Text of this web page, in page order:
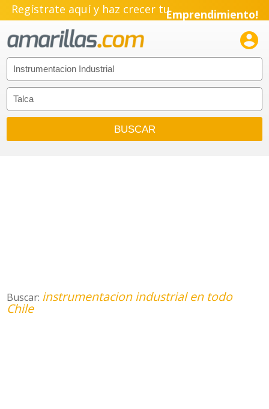
Regístrate aquí y haz crecer tuEmprendimiento!

Buscar: instrumentacion industrial en todo
Chile